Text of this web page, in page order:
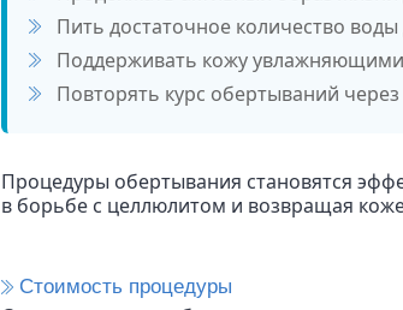
Пить достаточное количество
Поддерживать кожу
Повторять курс обертываний
Процедуры обертывания становятся
в борьбе с целлюлитом и возвращая
Стоимость процедуры